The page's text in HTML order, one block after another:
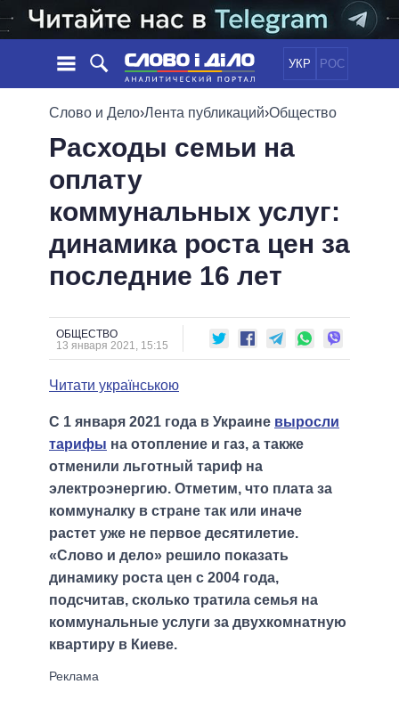
УКР РОС
НОВОСТИ
ЛЕНТА
СОБЫТИЯ
СТАТЬИ
МНЕНИЯ
ОБЗОРЫ
ДАЙДЖЕСТЫ
ПОЛИТИКА
ОБЩЕСТВО
ОБЕЩАНИЯ
ВСЕ ПОЛИТИКИ
ПРЕЗИДЕНТ И ОФИС
ВЕРХОВНАЯ РАДА
ГЛАВЫ ОБЛАДМИНИСТРАЦИЙ
МЭРЫ
ВСЕ ПЕРСОНЫ
ВИДЕО
СРАВНЕНИЕ ПОЛИТИКОВ
Слово и Дело›Лента публикаций›Общество
Расходы семьи на
оплату
коммунальных услуг:
динамика роста цен за
последние 16 лет
ОБЩЕСТВО
13 января 2021, 15:15
Читати українською
С 1 января 2021 года в Украине выросли
тарифы на отопление и газ, а также
отменили льготный тариф на
электроэнергию. Отметим, что плата за
коммуналку в стране так или иначе
растет уже не первое десятилетие.
«Слово и дело» решило показать
динамику роста цен с 2004 года,
подсчитав, сколько тратила семья на
коммунальные услуги за двухкомнатную
квартиру в Киеве.